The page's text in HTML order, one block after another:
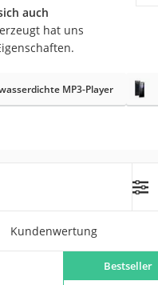
auch
hat uns
MP3-Player
Kundenwertung
Bestseller